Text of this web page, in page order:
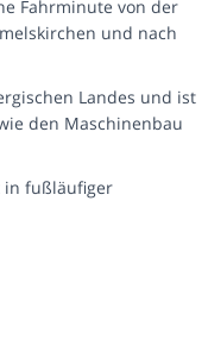
Fahrminute von der
und nach
Landes und ist
den Maschinenbau
in fußläufiger